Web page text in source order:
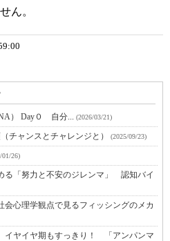
ん。
） Day０ 自分... (2026/03/21)
チャンスとチャレンジと） (2025/09/23)
01/26)
る「努力と不安のジレンマ」 認知バイ
心理学観点で見るフィッシングのメカ
イヤイヤ期もすっきり！ 「アンパンマ